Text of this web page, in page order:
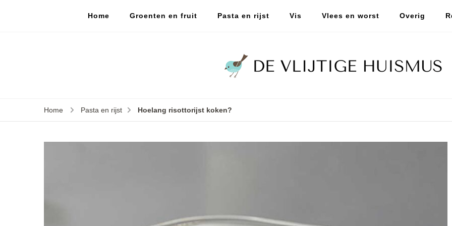
Home Groenten en fruit Pasta en rijst Vis Vlees en worst Overig
Home Pasta en rijst Hoelang risottorijst koken?